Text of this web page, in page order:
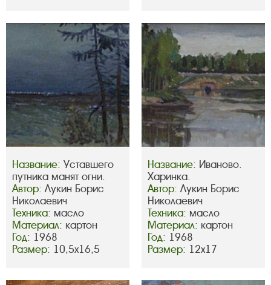
Название: Уставшего
путника манят огни.
Автор: Лукин Борис
Николаевич
Техника: масло
Материал: картон
Год: 1968
Размер: 10,5х16,5
Название: Иваново.
Харинка.
Автор: Лукин Борис
Николаевич
Техника: масло
Материал: картон
Год: 1968
Размер: 12х17